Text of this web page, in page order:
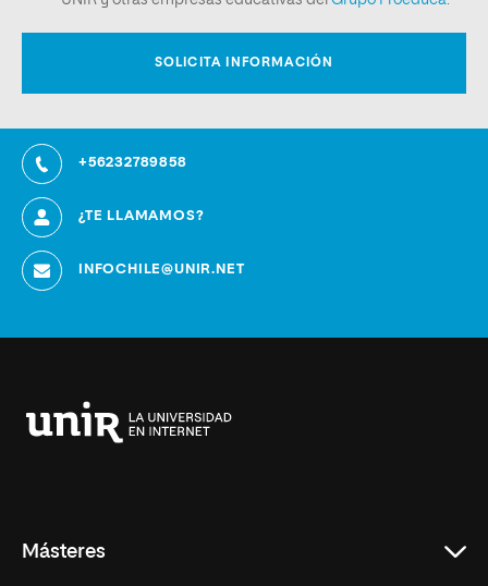
+56232789858
¿TE LLAMAMOS?
INFOCHILE@UNIR.NET
Másteres